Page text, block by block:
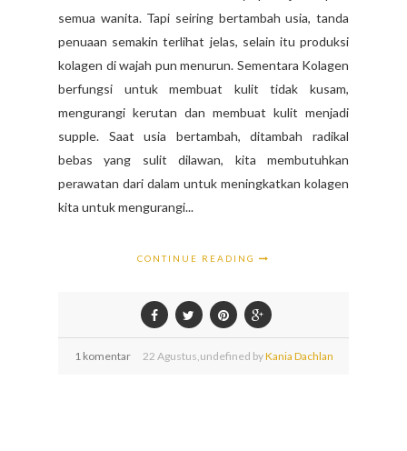
semua wanita. Tapi seiring bertambah usia, tanda
penuaan semakin terlihat jelas, selain itu produksi
kolagen di wajah pun menurun. Sementara Kolagen
berfungsi untuk membuat kulit tidak kusam,
mengurangi kerutan dan membuat kulit menjadi
supple. Saat usia bertambah, ditambah radikal
bebas yang sulit dilawan, kita membutuhkan
perawatan dari dalam untuk meningkatkan kolagen
kita untuk mengurangi...
CONTINUE READING
1 komentar 22 Agustus,undefined byKania Dachlan